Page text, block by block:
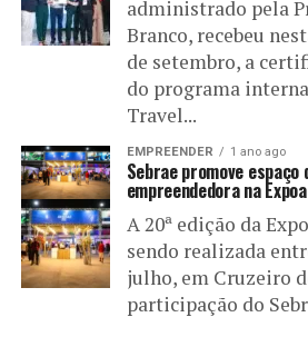
administrado pela
Branco, recebeu
de setembro, a
do programa
Travel...
EMPREENDER 1 ano ago
Sebrae promove
empreendedora na
A 20ª edição da
sendo realizada
julho, em Cruzeiro
participação do